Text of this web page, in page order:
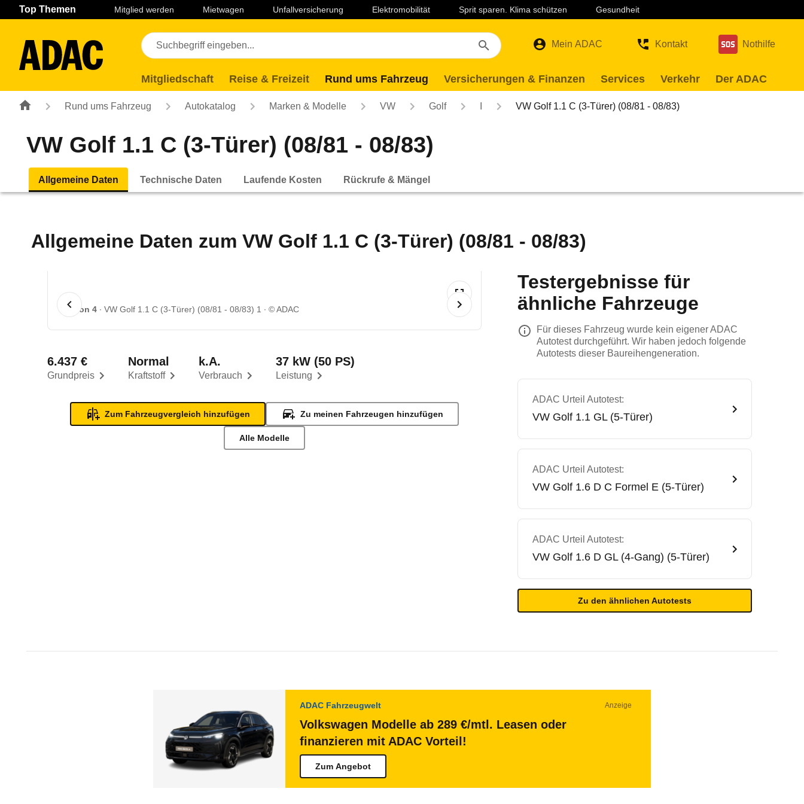
Navigation Seiteninhalt Fußzeile
Top Themen Mitglied werden Mietwagen Unfallversicherung Elektromobilität Sprit sparen. Klima schützen Gesundheit
Mein ADAC Kontakt Nothilfe
Mitgliedschaft Reise & Freizeit Rund ums Fahrzeug Versicherungen & Finanzen Services Verkehr Der ADAC
Rund ums Fahrzeug Autokatalog Marken & Modelle VW Golf VW Golf 1.1 C (3-Türer) (08/81 - 08/83)
VW Golf 1.1 C (3-Türer) (08/81 - 08/83)
Allgemeine Daten Technische Daten Laufende Kosten Rückrufe & Mängel
Allgemeine Daten zum VW Golf 1.1 C (3-Türer) (08/81 - 08/83)
1 von 4 VW Golf 1.1 C (3-Türer) (08/81 - 08/83) 1 © ADAC
Grundpreis
6.437 €
Kraftstoff
Normal
Verbrauch
k.A.
Leistung
37 kW (50 PS)
Zum Fahrzeugvergleich hinzufügen Zu meinen Fahrzeugen hinzufügen
Alle Modelle
Testergebnisse für
ähnliche Fahrzeuge
Für dieses Fahrzeug wurde kein eigener ADAC
Autotest durchgeführt. Wir haben jedoch folgende
Autotests dieser Baureihengeneration.
ADAC Urteil Autotest:
VW Golf 1.1 GL (5-Türer)
ADAC Urteil Autotest:
VW Golf 1.6 D C Formel E (5-Türer)
ADAC Urteil Autotest:
VW Golf 1.6 D GL (4-Gang) (5-Türer)
Zu den ähnlichen Autotests
ADAC Fahrzeugwelt Anzeige
Volkswagen Modelle ab 289 €/mtl. Leasen oder
finanzieren mit ADAC Vorteil!
Zum Angebot